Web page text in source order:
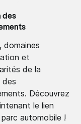
des
domaines
et
de la
des
Découvrez
le lien
automobile !